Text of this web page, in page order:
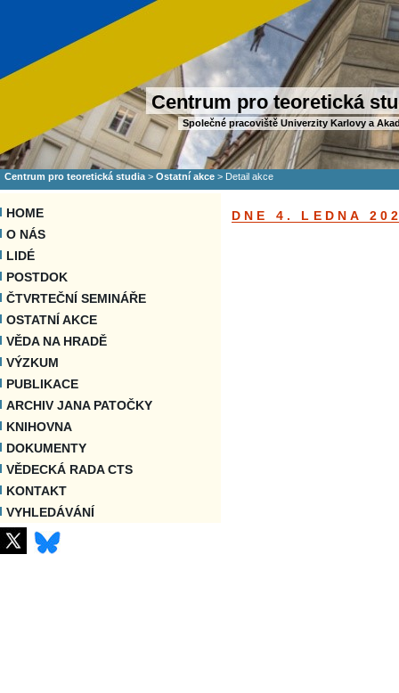
Centrum pro teoretická
Společné pracoviště Univerzity Karlovy a
Centrum pro teoretická studia > Ostatní akce > Detail akce
HOME
O NÁS
LIDÉ
POSTDOK
ČTVRTEČNÍ SEMINÁŘE
OSTATNÍ AKCE
VĚDA NA HRADĚ
VÝZKUM
PUBLIKACE
ARCHIV JANA PATOČKY
KNIHOVNA
DOKUMENTY
VĚDECKÁ RADA CTS
KONTAKT
VYHLEDÁVÁNÍ
DNE 4. LEDNA